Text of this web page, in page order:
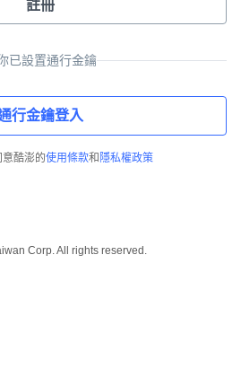
註冊
已設置通行金鑰
行金鑰登入
酷澎的使用條款和 隱私權政策
Corp. All rights reserved.